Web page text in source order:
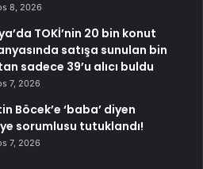
8, 2026
TOKİ’nin 20 bin konut
satışa sunulan bin
sadece 39’u alıcı buldu
7, 2026
Böcek’e ‘baba’ diyen
sorumlusu tutuklandı!
7, 2026